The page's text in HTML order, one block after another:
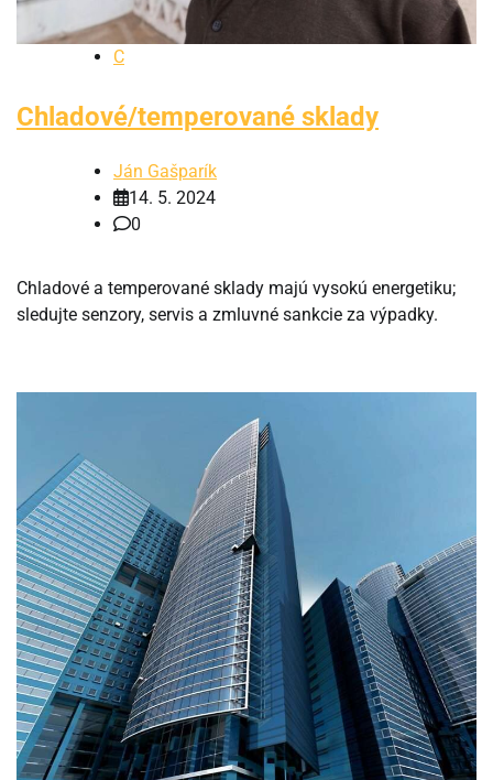
C
Chladové/temperované sklady
Ján Gašparík
14. 5. 2024
0
Chladové a temperované sklady majú vysokú energetiku;
sledujte senzory, servis a zmluvné sankcie za výpadky.